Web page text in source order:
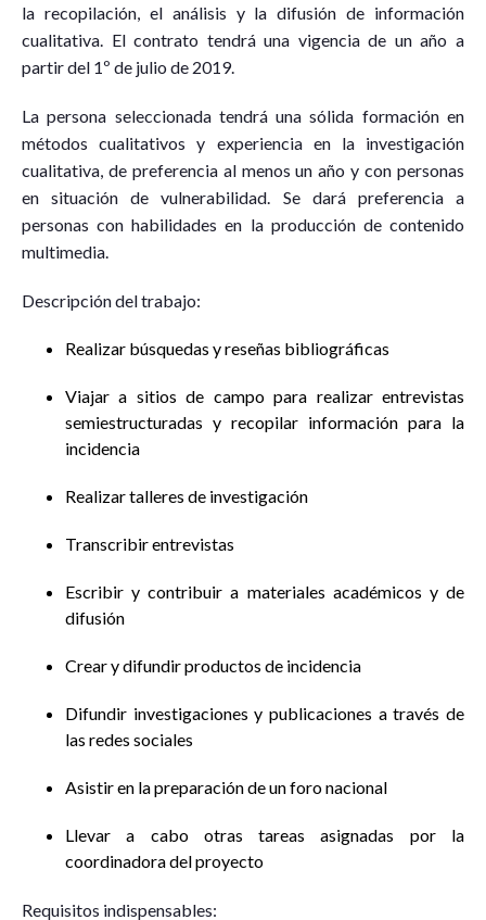
la recopilación, el análisis y la difusión de información
cualitativa. El contrato tendrá una vigencia de un año a
partir del 1º de julio de 2019.
La persona seleccionada tendrá una sólida formación en
métodos cualitativos y experiencia en la investigación
cualitativa, de preferencia al menos un año y con personas
en situación de vulnerabilidad. Se dará preferencia a
personas con habilidades en la producción de contenido
multimedia.
Descripción del trabajo:
Realizar búsquedas y reseñas bibliográficas
Viajar a sitios de campo para realizar entrevistas
semiestructuradas y recopilar información para la
incidencia
Realizar talleres de investigación
Transcribir entrevistas
Escribir y contribuir a materiales académicos y de
difusión
Crear y difundir productos de incidencia
Difundir investigaciones y publicaciones a través de
las redes sociales
Asistir en la preparación de un foro nacional
Llevar a cabo otras tareas asignadas por la
coordinadora del proyecto
Requisitos indispensables: